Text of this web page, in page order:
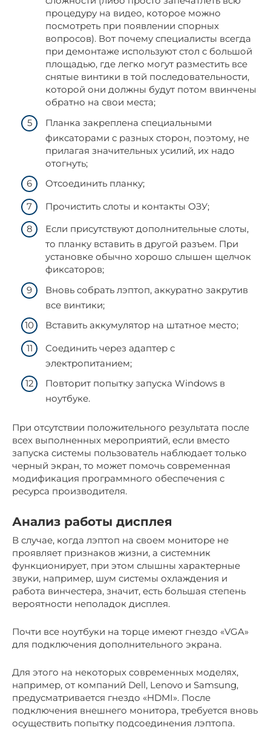
процедуру на видео, которое можно
посмотреть при появлении спорных
вопросов). Вот почему специалисты всегда
при демонтаже используют стол с большой
площадью, где легко могут разместить все
снятые винтики в той последовательности,
которой они должны будут потом ввинчены
обратно на свои места;
Планка закреплена специальными
фиксаторами с разных сторон, поэтому, не
прилагая значительных усилий, их надо
отогнуть;
Отсоединить планку;
Прочистить слоты и контакты ОЗУ;
Если присутствуют дополнительные слоты,
то планку вставить в другой разъем. При
установке обычно хорошо слышен щелчок
фиксаторов;
Вновь собрать лэптоп, аккуратно закрутив
все винтики;
Вставить аккумулятор на штатное место;
Соединить через адаптер с
электропитанием;
Повторит попытку запуска Windows в
ноутбуке.
При отсутствии положительного результата после
всех выполненных мероприятий, если вместо
запуска системы пользователь наблюдает только
черный экран, то может помочь современная
модификация программного обеспечения с
ресурса производителя.
Анализ работы дисплея
В случае, когда лэптоп на своем мониторе не
проявляет признаков жизни, а системник
функционирует, при этом слышны характерные
звуки, например, шум системы охлаждения и
работа винчестера, значит, есть большая степень
вероятности неполадок дисплея.
Почти все ноутбуки на торце имеют гнездо «VGA»
для подключения дополнительного экрана.
Для этого на некоторых современных моделях,
например, от компаний Dell, Lenovo и Samsung,
предусматривается гнездо «HDMI». После
подключения внешнего монитора, требуется вновь
осуществить попытку подсоединения лэптопа.